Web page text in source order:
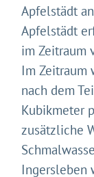
Apfelstädt
Apfelstädt
im Zeitraum
Im Zeitraum
nach dem
Kubikmeter
zusätzliche
Ingersleben